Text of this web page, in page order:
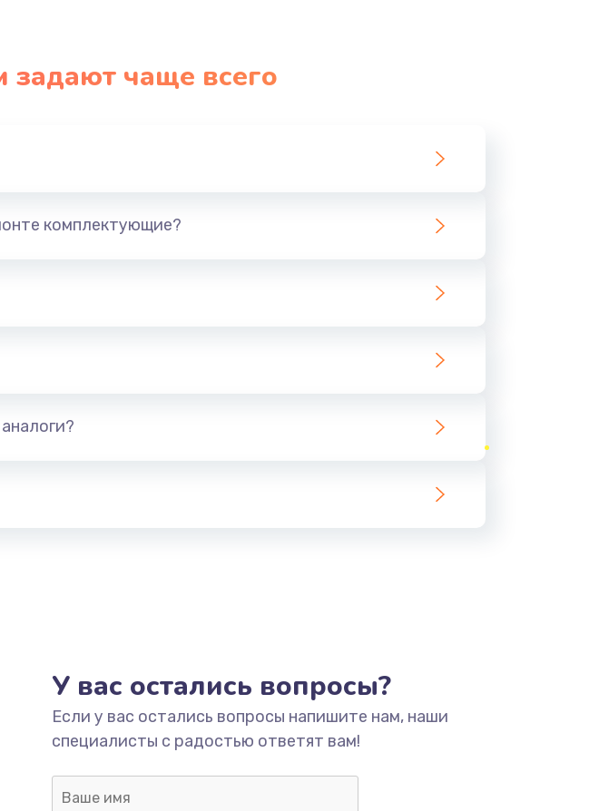
чаще всего
комплектующие?
У вас остались вопросы?
Если у вас остались вопросы напишите нам, наши
специалисты с радостью ответят вам!